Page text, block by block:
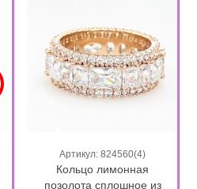
Артикул: 824560(4)
Кольцо лимонная
позолота сплошное из